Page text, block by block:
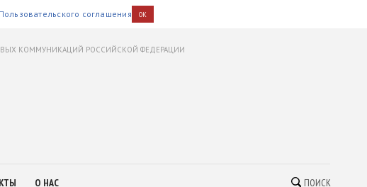
Пользовательского соглашения OK
КОММУНИКАЦИЙ РОССИЙСКОЙ ФЕДЕРАЦИИ
О НАС ПОИСК